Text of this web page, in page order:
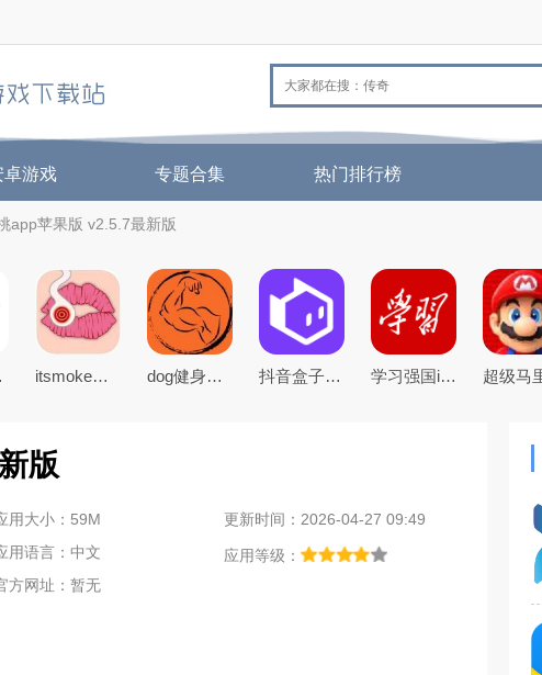
卓游戏 专题合集 热门排行榜
苹果版 v2.5.7最新版
itsmoke虚拟吸烟下载2023最新版 dog健身管理app官方下载2022最新免费版 抖音盒子app官方版 学习强国ios手机版app
版
用大小：59M
更新时间：2026-04-27 09:49
用语言：中文
应用等级：
方网址：暂无